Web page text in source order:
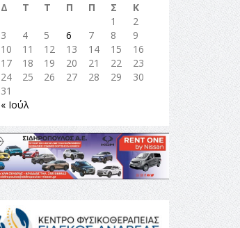
Δ
Τ Τ Π Π Σ
Κ
1
2
3
4 5 6 7 8
9
10
11 12 13 14 15
16
17
18 19 20 21 22
23
24
25 26 27 28 29
30
31
« Ιούλ